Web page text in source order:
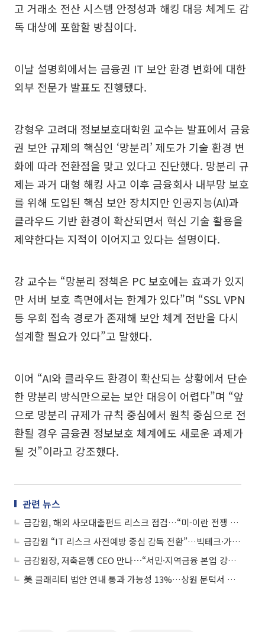
고 거래소 전산 시스템 안정성과 해킹 대응 체계도 감
독 대상에 포함할 방침이다.
이날 설명회에서는 금융권 IT 보안 환경 변화에 대한
외부 전문가 발표도 진행됐다.
강형우 고려대 정보보호대학원 교수는 발표에서 금융
권 보안 규제의 핵심인 ‘망분리’ 제도가 기술 환경 변
화에 따라 전환점을 맞고 있다고 진단했다. 망분리 규
제는 과거 대형 해킹 사고 이후 금융회사 내부망 보호
를 위해 도입된 핵심 보안 장치지만 인공지능(AI)과
클라우드 기반 환경이 확산되면서 혁신 기술 활용을
제약한다는 지적이 이어지고 있다는 설명이다.
강 교수는 “망분리 정책은 PC 보호에는 효과가 있지
만 서버 보호 측면에서는 한계가 있다”며 “SSL VPN
등 우회 접속 경로가 존재해 보안 체계 전반을 다시
설계할 필요가 있다”고 말했다.
이어 “AI와 클라우드 환경이 확산되는 상황에서 단순
한 망분리 방식만으로는 보안 대응이 어렵다”며 “앞
으로 망분리 규제가 규칙 중심에서 원칙 중심으로 전
환될 경우 금융권 정보보호 체계에도 새로운 과제가
될 것”이라고 강조했다.
관련 뉴스
금감원, 해외 사모대출펀드 리스크 점검…“미-이란 전쟁 속 불완전판매 유의”
금감원 “IT 리스크 사전예방 중심 감독 전환”…빅테크·가상자산 점검 강화
금감원장, 저축은행 CEO 만나⋯“서민·지역금융 본업 강화해야”
美 클래리티 법안 연내 통과 가능성 13%…상원 문턱서 제동